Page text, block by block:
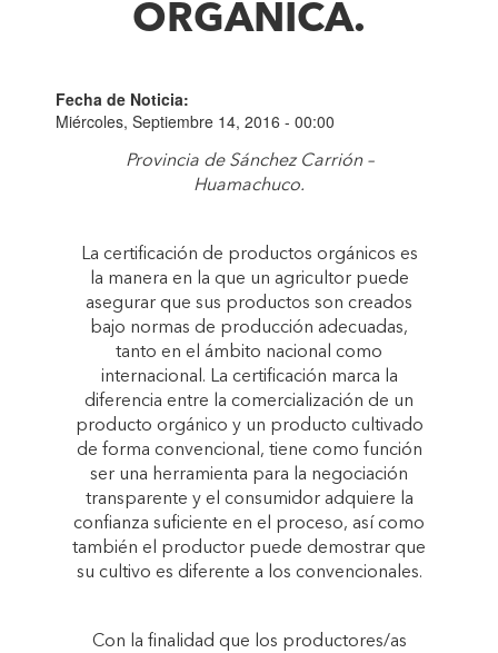
ORGÁNICA.
Fecha de Noticia:
Miércoles, Septiembre 14, 2016 - 00:00
Provincia de Sánchez Carrión –
Huamachuco.
La certificación de productos orgánicos es
la manera en la que un agricultor puede
asegurar que sus productos son creados
bajo normas de producción adecuadas,
tanto en el ámbito nacional como
internacional. La certificación marca la
diferencia entre la comercialización de un
producto orgánico y un producto cultivado
de forma convencional, tiene como función
ser una herramienta para la negociación
transparente y el consumidor adquiere la
confianza suficiente en el proceso, así como
también el productor puede demostrar que
su cultivo es diferente a los convencionales.
Con la finalidad que los productores/as